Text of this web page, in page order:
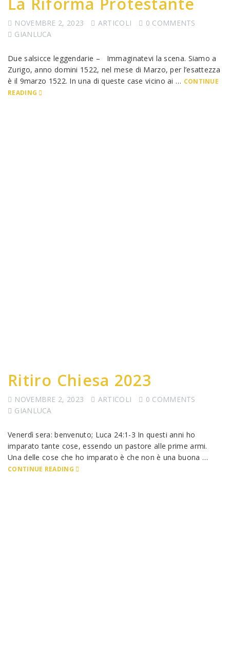
NOVEMBRE 2, 2023 ARTICOLI
0 COMMENTS
GIANLUCA
Due salsicce leggendarie – Immaginatevi la scena. Siamo a
Zurigo, anno domini 1522, nel mese di Marzo, per l’esattezza
è il 9marzo 1522. In una di queste case vicino ai … CONTINUE
READING
Ritiro Chiesa 2023
NOVEMBRE 2, 2023 ARTICOLI
0 COMMENTS
GIANLUCA
Venerdì sera: benvenuto; Luca 24:1-3 In questi anni ho
imparato tante cose, essendo un pastore alle prime armi.
Una delle cose che ho imparato è che non è una buona …
CONTINUE READING